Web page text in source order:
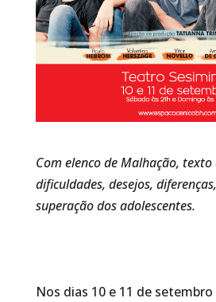
Com elenco de Malhação,
dificuldades, desejos,
superação dos adolescentes.
Nos dias 10 e 11 de setembro